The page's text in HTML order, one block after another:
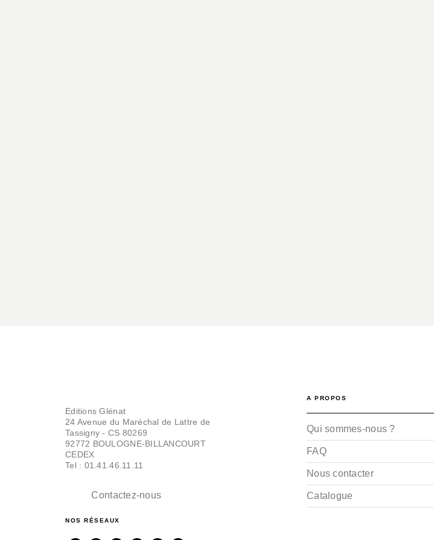
Editions Glénat
24 Avenue du Maréchal de Lattre de
Tassigny - CS 80269
92772 BOULOGNE-BILLANCOURT
CEDEX
Tel : 01.41.46.11.11
Contactez-nous
NOS RÉSEAUX
A PROPOS
Qui sommes-nous ?
FAQ
Nous contacter
Catalogue